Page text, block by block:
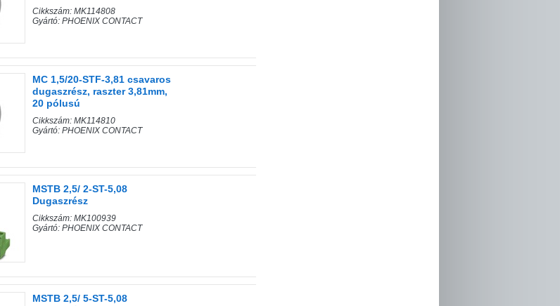
Cikkszám: MK114808
Gyártó: PHOENIX CONTACT
MC 1,5/20-STF-3,81 csavaros
dugaszrész, raszter 3,81mm,
20 pólusú
Cikkszám: MK114810
Gyártó: PHOENIX CONTACT
MSTB 2,5/ 2-ST-5,08
Dugaszrész
Cikkszám: MK100939
Gyártó: PHOENIX CONTACT
MSTB 2,5/ 5-ST-5,08